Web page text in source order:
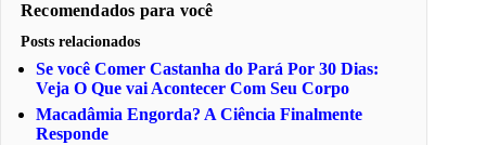
Recomendados para você
Posts relacionados
Se você Comer Castanha do Pará Por 30 Dias:
Veja O Que vai Acontecer Com Seu Corpo
Macadâmia Engorda? A Ciência Finalmente
Responde